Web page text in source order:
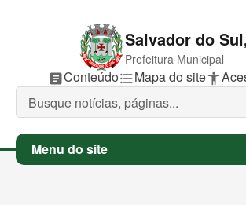
Salvador do
Prefeitura Municipal
article
P
u
l
a
p
a
r
Conteúdoformat_list_bulleted
P
u
l
a
p
r
Mapa do siteaccessibility_new
P
u
a
p
r
Menu do site